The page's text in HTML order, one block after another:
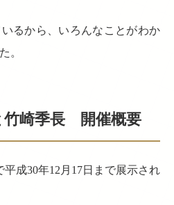
るから、いろんなことがわか
。
竹崎季長 開催概要
平成30年12月17日まで展示され